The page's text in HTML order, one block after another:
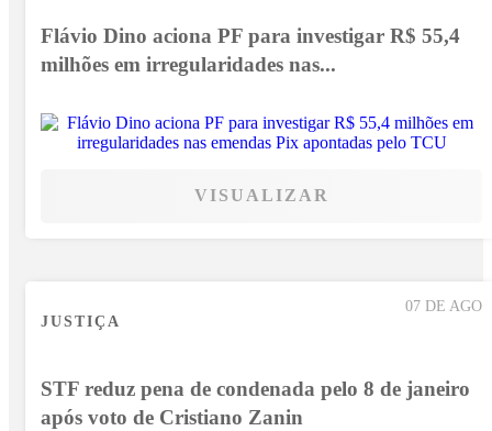
Flávio Dino aciona PF para investigar R$ 55,4
milhões em irregularidades nas...
VISUALIZAR
07 DE AGO
JUSTIÇA
STF reduz pena de condenada pelo 8 de janeiro
após voto de Cristiano Zanin